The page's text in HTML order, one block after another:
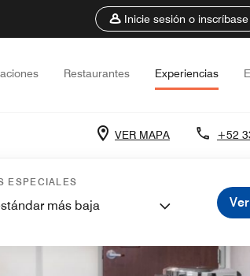
Inicie sesión o inscríbase
Restaurantes Experiencias
VER MAPA +52
ESPECIALES
más baja